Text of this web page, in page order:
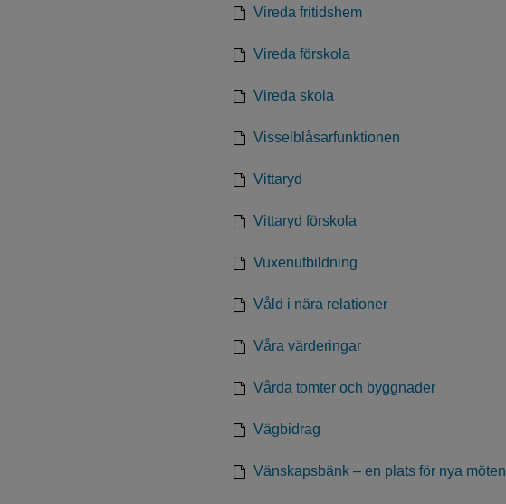
Vireda fritidshem
Vireda förskola
Vireda skola
Visselblåsarfunktionen
Vittaryd
Vittaryd förskola
Vuxenutbildning
Våld i nära relationer
Våra värderingar
Vårda tomter och byggnader
Vägbidrag
Vänskapsbänk – en plats för nya möten